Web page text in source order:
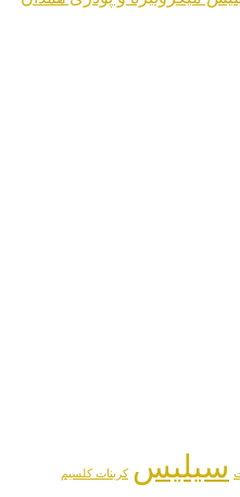
سیلیس کربنات کلسیم